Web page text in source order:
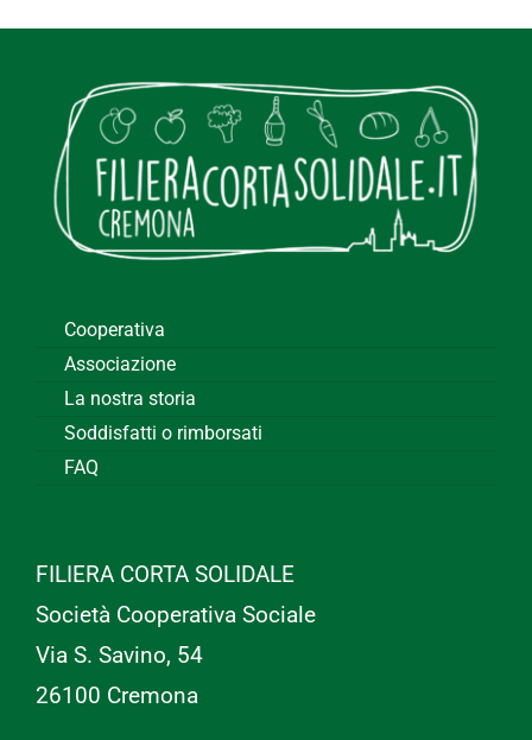
Cooperativa
Associazione
La nostra storia
Soddisfatti o rimborsati
FAQ
FILIERA CORTA SOLIDALE
Società Cooperativa Sociale
Via S. Savino, 54
26100 Cremona